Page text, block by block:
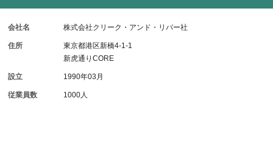
会社名 株式会社クリーク・アンド・リバー社
住所
東京都港区新橋4-1-1
新虎通りCORE
設立 1990年03月
従業員数 1000人